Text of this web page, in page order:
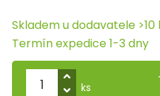
Skladem u dodavatele >10
Termín expedice 1-3 dny
ks